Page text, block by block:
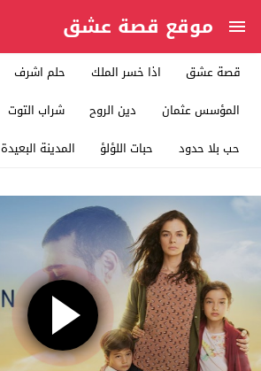
موقع قصة عشق
قصة عشق اذا خسر الملك حلم اشرف
المؤسس عثمان
دين الروح شراب التوت
حب بلا حدود
حبات اللؤلؤ المدينة البعيدة